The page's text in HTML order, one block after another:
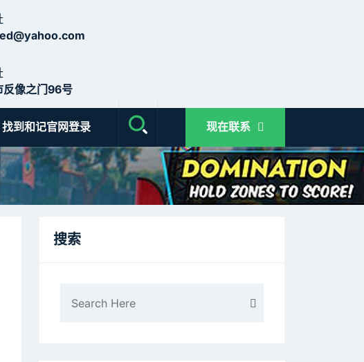
反像之门96号
找到和记官网登录 现在联系
搜索